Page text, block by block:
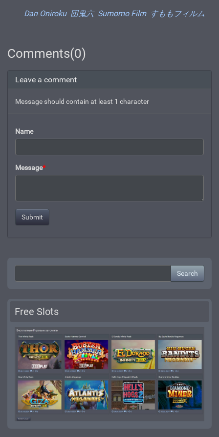
Dan Oniroku 団鬼六 Sumomo Film すももフィルム
Comments(0)
Leave a comment
Message should contain at least 1 character
Name
Message*
Search
Free Slots